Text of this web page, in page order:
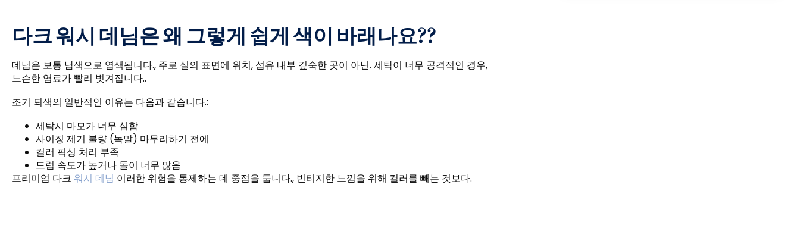
다크 워시 데님은 왜 그렇게 쉽게 색이 바래나요??
데님은 보통 남색으로 염색됩니다., 주로 실의 표면에 위치, 섬유 내부 깊숙한 곳이 아닌. 세탁이 너무 공격적인 경우,
느슨한 염료가 빨리 벗겨집니다..
조기 퇴색의 일반적인 이유는 다음과 같습니다.:
세탁시 마모가 너무 심함
사이징 제거 불량 (녹말) 마무리하기 전에
컬러 픽싱 처리 부족
드럼 속도가 높거나 돌이 너무 많음
프리미엄 다크 워시 데님 이러한 위험을 통제하는 데 중점을 둡니다., 빈티지한 느낌을 위해 컬러를 빼는 것보다.